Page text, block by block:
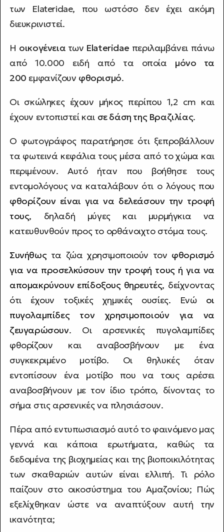
των Elateridae, που ωστόσο δεν έχει ακόμη
διευκρινιστεί.
Η οικογένεια των Elateridae περιλαμβάνει πάνω
από 10.000 ειδή από τα οποία μόνο τα
200 εμφανίζουν φθορισμό.
Οι σκώληκες έχουν μήκος περίπου 1,2 cm και
έχουν εντοπιστεί και σε δάση της Βραζιλίας.
Ο φωτογράφος παρατήρησε ότι ξεπροβάλλουν
τα φωτεινά κεφάλια τους μέσα από το χώμα και
περιμένουν. Αυτό ήταν που βοήθησε τους
εντομολόγους να καταλάβουν ότι ο λόγους που
φθορίζουν είναι για να δελεάσουν την τροφή
τους, δηλαδή μύγες και μυρμήγκια να
κατευθυνθούν προς το ορθάνοιχτο στόμα τους.
Συνήθωςτα ζώα χρησιμοποιούν τον φθορισμό
για να προσελκύσουν την τροφή τους ή για να
απομακρύνουν επίδοξους θηρευτές, δείχνοντας
ότι έχουν τοξικές χημικές ουσίες. Ενώ οι
πυγολαμπίδες τον χρησιμοποιούν για να
ζευγαρώσουν. Οι αρσενικές πυγολαμπίδες
φθορίζουν και αναβοσβήνουν με ένα
συγκεκριμένο μοτίβο. Οι θηλυκές όταν
εντοπίσουν ένα μοτίβο που να τους αρέσει
αναβοσβήνουν με τον ίδιο τρόπο, δίνοντας το
σήμα στις αρσενικές να πλησιάσουν.
Πέρα από εντυπωσιασμό αυτό το φαινόμενο μας
γεννά και κάποια ερωτήματα, καθώς τα
δεδομένα της βιοχημείας και της βιοποικιλότητας
των σκαθαριών αυτών είναι ελλιπή. Τι ρόλο
παίζουν στο οικοσύστημα του Αμαζονίου; Πώς
εξελίχθηκαν ώστε να αναπτύξουν αυτή την
ικανότητα;